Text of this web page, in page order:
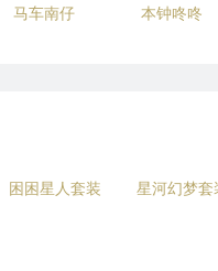
马车南仔 本钟咚咚
困困星人套装 星河幻梦套